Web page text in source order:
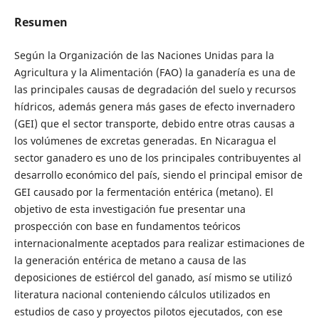
Resumen
Según la Organización de las Naciones Unidas para la
Agricultura y la Alimentación (FAO) la ganadería es una de
las principales causas de degradación del suelo y recursos
hídricos, además genera más gases de efecto invernadero
(GEI) que el sector transporte, debido entre otras causas a
los volúmenes de excretas generadas. En Nicaragua el
sector ganadero es uno de los principales contribuyentes al
desarrollo económico del país, siendo el principal emisor de
GEI causado por la fermentación entérica (metano). El
objetivo de esta investigación fue presentar una
prospección con base en fundamentos teóricos
internacionalmente aceptados para realizar estimaciones de
la generación entérica de metano a causa de las
deposiciones de estiércol del ganado, así mismo se utilizó
literatura nacional conteniendo cálculos utilizados en
estudios de caso y proyectos pilotos ejecutados, con ese